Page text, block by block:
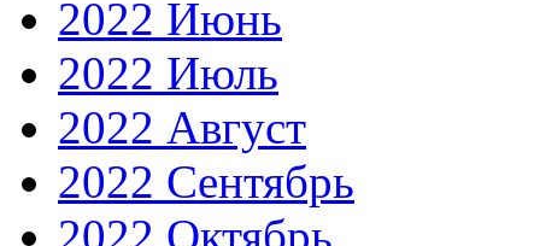
2022 Июнь
2022 Июль
2022 Август
2022 Сентябрь
2022 Октябрь